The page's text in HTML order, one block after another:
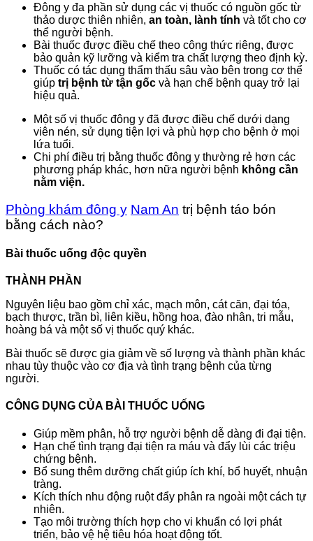
Đông y đa phần sử dụng các vị thuốc có nguồn gốc từ
thảo dược thiên nhiên, an toàn, lành tính và tốt cho cơ
thể người bệnh.
Bài thuốc được điều chế theo công thức riêng, được
bảo quản kỹ lưỡng và kiểm tra chất lượng theo định kỳ.
Thuốc có tác dụng thẩm thấu sâu vào bên trong cơ thể
giúp trị bệnh từ tận gốc và hạn chế bệnh quay trở lại
hiệu quả.
Một số vị thuốc đông y đã được điều chế dưới dạng
viên nén, sử dụng tiện lợi và phù hợp cho bệnh ở mọi
lứa tuổi.
Chi phí điều trị bằng thuốc đông y thường rẻ hơn các
phương pháp khác, hơn nữa người bệnh không cần
nằm viện.
Phòng khám đông y Nam An trị bệnh táo bón
bằng cách nào?
Bài thuốc uống độc quyền
THÀNH PHẦN
Nguyên liệu bao gồm chỉ xác, mạch môn, cát căn, đại tóa,
bạch thược, trần bì, liên kiều, hồng hoa, đào nhân, tri mẫu,
hoàng bá và một số vị thuốc quý khác.
Bài thuốc sẽ được gia giảm về số lượng và thành phần khác
nhau tùy thuộc vào cơ địa và tình trạng bệnh của từng
người.
CÔNG DỤNG CỦA BÀI THUỐC UỐNG
Giúp mềm phân, hỗ trợ người bệnh dễ dàng đi đại tiện.
Hạn chế tình trạng đại tiện ra máu và đẩy lùi các triệu
chứng bệnh.
Bổ sung thêm dưỡng chất giúp ích khí, bổ huyết, nhuận
tràng.
Kích thích nhu động ruột đẩy phân ra ngoài một cách tự
nhiên.
Tạo môi trường thích hợp cho vi khuẩn có lợi phát
triển, bảo vệ hệ tiêu hóa hoạt động tốt.